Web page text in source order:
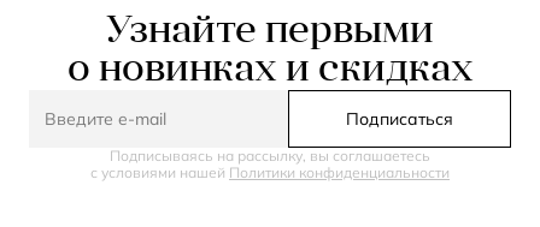
Узнайте первыми
о новинках и скидках
Подписаться
Подписываясь на рассылку, вы соглашаетесь
с условиями нашей Политики конфиденциальности